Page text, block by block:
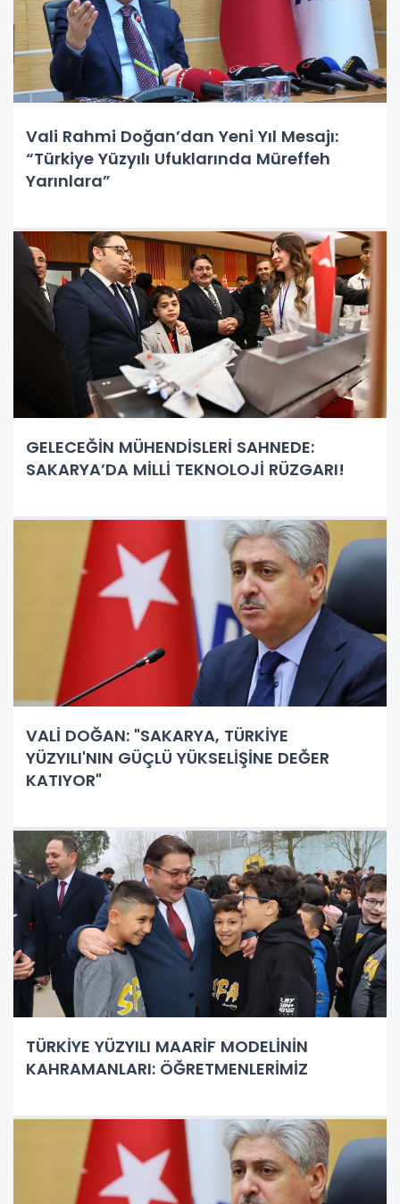
Vali Rahmi Doğan’dan Yeni Yıl Mesajı:
“Türkiye Yüzyılı Ufuklarında Müreffeh
Yarınlara”
GELECEĞİN MÜHENDİSLERİ SAHNEDE:
SAKARYA’DA MİLLİ TEKNOLOJİ RÜZGARI!
VALİ DOĞAN: "SAKARYA, TÜRKİYE
YÜZYILI'NIN GÜÇLÜ YÜKSELİŞİNE DEĞER
KATIYOR"
TÜRKİYE YÜZYILI MAARİF MODELİNİN
KAHRAMANLARI: ÖĞRETMENLERİMİZ